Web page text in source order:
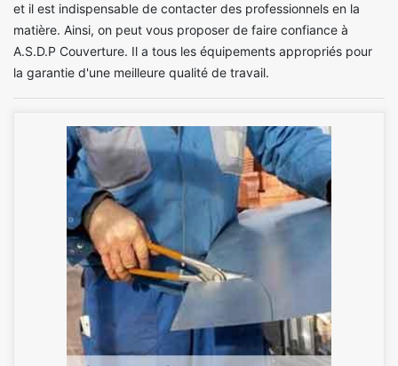
et il est indispensable de contacter des professionnels en la
matière. Ainsi, on peut vous proposer de faire confiance à
A.S.D.P Couverture. Il a tous les équipements appropriés pour
la garantie d'une meilleure qualité de travail.